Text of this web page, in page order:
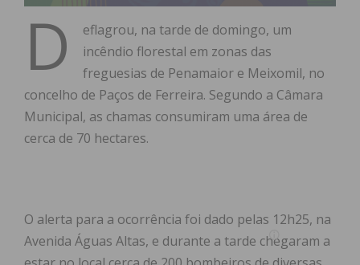
D
eflagrou, na tarde de domingo, um
incêndio florestal em zonas das
freguesias de Penamaior e Meixomil, no
concelho de Paços de Ferreira. Segundo a Câmara
Municipal, as chamas consumiram uma área de
cerca de 70 hectares.
O alerta para a ocorrência foi dado pelas 12h25, na
Avenida Águas Altas, e durante a tarde chegaram a